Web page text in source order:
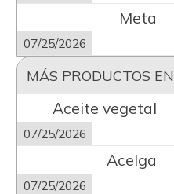
Meta
07/25/2026
MÁS PRODUCTOS EN
Aceite vegetal
07/25/2026
Acelga
07/25/2026